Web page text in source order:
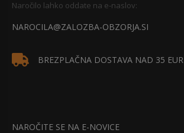
Naročilo lahko oddate na e-naslov:
NAROCILA@ZALOZBA-OBZORJA.SI
BREZPLAČNA DOSTAVA NAD 35 EUR
NAROČITE SE NA E-NOVICE